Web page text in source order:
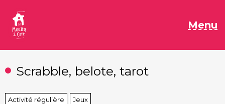
contenu
Menu
Scrabble, belote, tarot
Activité régulière Jeux